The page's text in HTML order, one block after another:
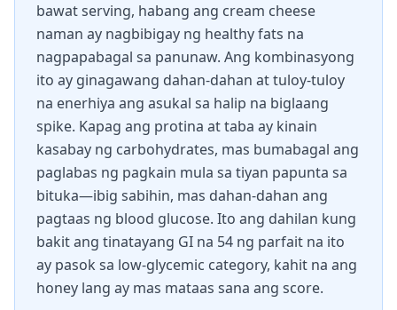
bawat serving, habang ang cream cheese
naman ay nagbibigay ng healthy fats na
nagpapabagal sa panunaw. Ang kombinasyong
ito ay ginagawang dahan-dahan at tuloy-tuloy
na enerhiya ang asukal sa halip na biglaang
spike. Kapag ang protina at taba ay kinain
kasabay ng carbohydrates, mas bumabagal ang
paglabas ng pagkain mula sa tiyan papunta sa
bituka—ibig sabihin, mas dahan-dahan ang
pagtaas ng blood glucose. Ito ang dahilan kung
bakit ang tinatayang GI na 54 ng parfait na ito
ay pasok sa low-glycemic category, kahit na ang
honey lang ay mas mataas sana ang score.